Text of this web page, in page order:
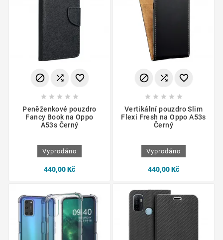
  
    
Peněženkové pouzdro
Fancy Book na Oppo
A53s Černý
Vyprodáno
440,00 Kč
  
    
Vertikální pouzdro Slim
Flexi Fresh na Oppo A53s
Černý
Vyprodáno
440,00 Kč